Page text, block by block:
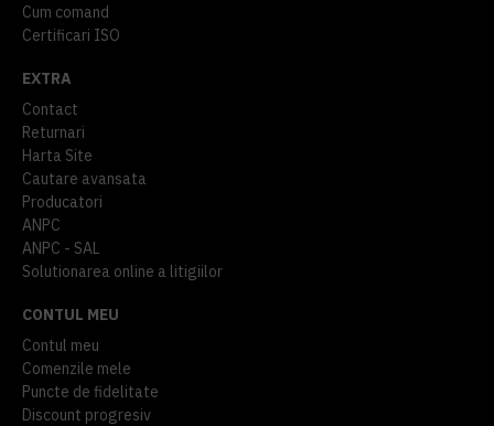
Cum comand
Certificari ISO
EXTRA
Contact
Returnari
Harta Site
Cautare avansata
Producatori
ANPC
ANPC - SAL
Solutionarea online a litigiilor
CONTUL MEU
Contul meu
Comenzile mele
Puncte de fidelitate
Discount progresiv